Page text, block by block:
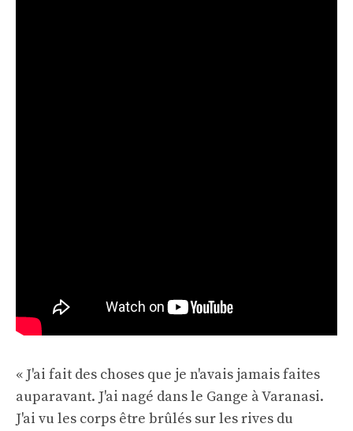
« J'ai fait des choses que je n'avais jamais faites
auparavant. J'ai nagé dans le Gange à Varanasi.
J'ai vu les corps être brûlés sur les rives du